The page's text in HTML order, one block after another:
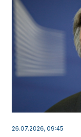
26.07.2026, 09:45